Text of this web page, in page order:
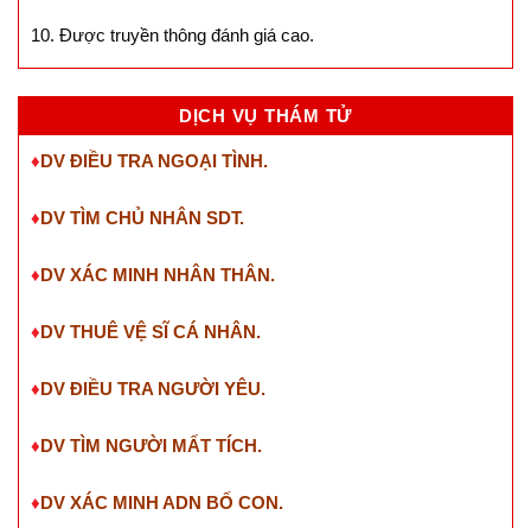
10. Được truyền thông đánh giá cao.
DỊCH VỤ THÁM TỬ
♦DV ĐIỀU TRA NGOẠI TÌNH.
♦DV TÌM CHỦ NHÂN SDT.
♦DV XÁC MINH NHÂN THÂN.
♦DV THUÊ VỆ SĨ CÁ NHÂN.
♦DV ĐIỀU TRA NGƯỜI YÊU.
♦DV TÌM NGƯỜI MẤT TÍCH.
♦DV XÁC MINH ADN BỐ CON.